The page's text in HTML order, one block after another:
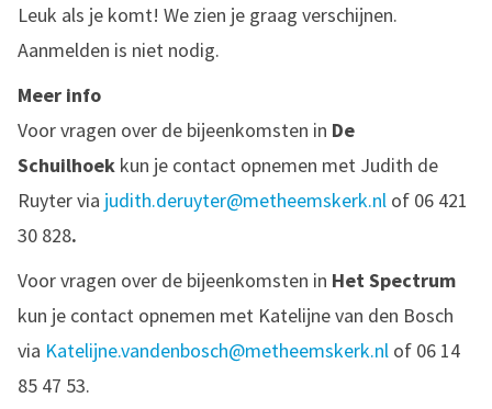
Leuk als je komt! We zien je graag verschijnen.
Aanmelden is niet nodig.
Meer info
Voor vragen over de bijeenkomsten in De
Schuilhoek kun je contact opnemen met Judith de
Ruyter via judith.deruyter@metheemskerk.nl of 06 421
30 828.
Voor vragen over de bijeenkomsten in Het Spectrum
kun je contact opnemen met Katelijne van den Bosch
via Katelijne.vandenbosch@metheemskerk.nl of 06 14
85 47 53.